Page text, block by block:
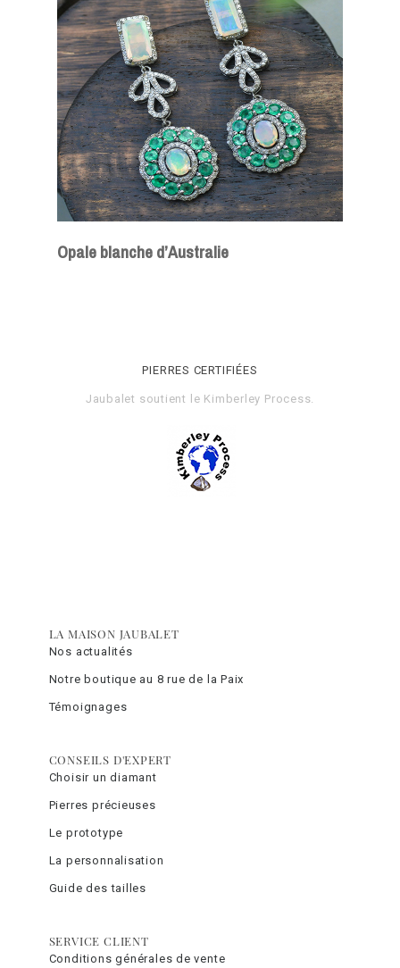
Opale blanche d’Australie
PIERRES CERTIFIÉES
Jaubalet soutient le Kimberley Process.
LA MAISON JAUBALET
Nos actualités
Notre boutique au 8 rue de la Paix
Témoignages
CONSEILS D'EXPERT
Choisir un diamant
Pierres précieuses
Le prototype
La personnalisation
Guide des tailles
SERVICE CLIENT
Conditions générales de vente